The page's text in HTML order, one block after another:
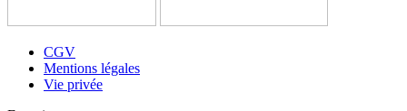
CGV
Mentions légales
Vie privée